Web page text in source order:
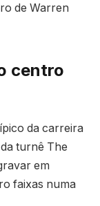
de Warren
centro
da carreira
turnê The
em
faixas numa